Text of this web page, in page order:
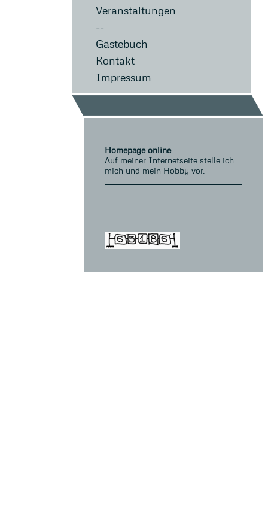
Veranstaltungen
--
Gästebuch
Kontakt
Impressum
Homepage online
Auf meiner Internetseite stelle ich
mich und mein Hobby vor.